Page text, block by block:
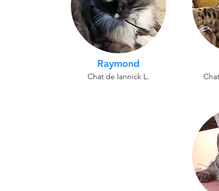
Raymond
Chat de Iannick L.